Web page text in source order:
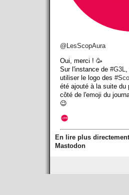
@ LesScopAura
Oui, merci ! 🥳
Sur l'instance de #G3L,
utiliser le logo des #
été ajouté à la suite du
côté de l'emoji du
😉
En lire plus
Mastodon